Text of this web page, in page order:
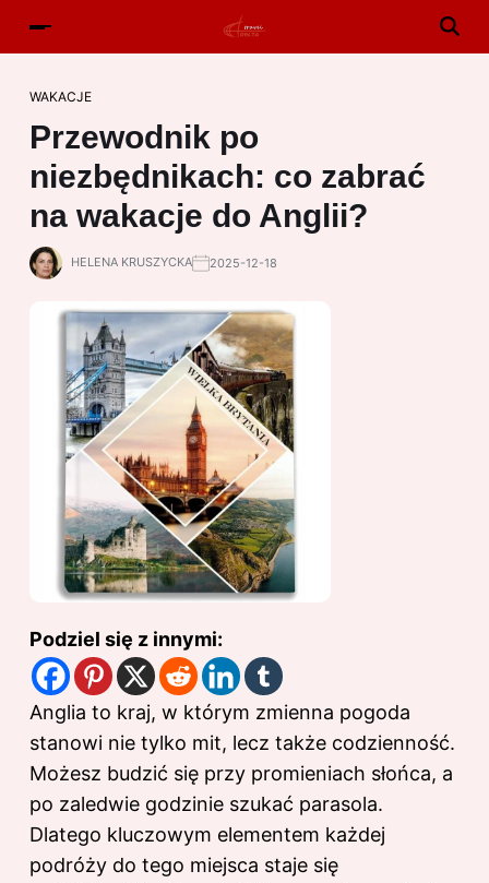
WAKACJE
Przewodnik po
niezbędnikach: co zabrać
na wakacje do Anglii?
HELENA KRUSZYCKA 2025-12-18
Podziel się z innymi:
Anglia to kraj, w którym zmienna pogoda
stanowi nie tylko mit, lecz także codzienność.
Możesz budzić się przy promieniach słońca, a
po zaledwie godzinie szukać parasola.
Dlatego kluczowym elementem każdej
podróży do tego miejsca staje się